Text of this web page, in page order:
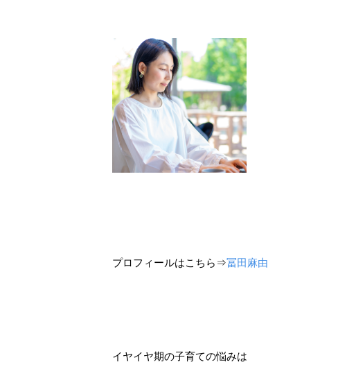
プロフィールはこちら⇒冨田麻由
イヤイヤ期の子育ての悩みは